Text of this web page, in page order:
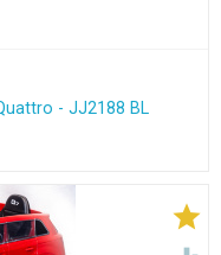
- JJ2188 BL
